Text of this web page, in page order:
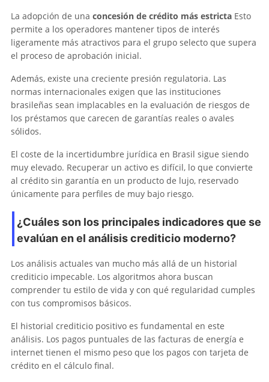
La adopción de una concesión de crédito más estricta Esto
permite a los operadores mantener tipos de interés
ligeramente más atractivos para el grupo selecto que supera
el proceso de aprobación inicial.
Además, existe una creciente presión regulatoria. Las
normas internacionales exigen que las instituciones
brasileñas sean implacables en la evaluación de riesgos de
los préstamos que carecen de garantías reales o avales
sólidos.
El coste de la incertidumbre jurídica en Brasil sigue siendo
muy elevado. Recuperar un activo es difícil, lo que convierte
al crédito sin garantía en un producto de lujo, reservado
únicamente para perfiles de muy bajo riesgo.
¿Cuáles son los principales indicadores que se
evalúan en el análisis crediticio moderno?
Los análisis actuales van mucho más allá de un historial
crediticio impecable. Los algoritmos ahora buscan
comprender tu estilo de vida y con qué regularidad cumples
con tus compromisos básicos.
El historial crediticio positivo es fundamental en este
análisis. Los pagos puntuales de las facturas de energía e
internet tienen el mismo peso que los pagos con tarjeta de
crédito en el cálculo final.